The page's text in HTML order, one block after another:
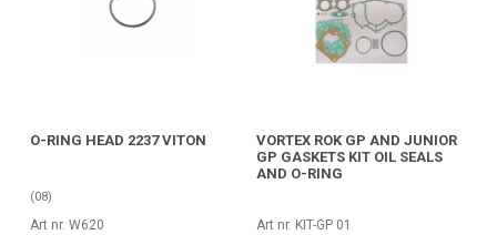
O-RING HEAD 2237 VITON
(08)
Art nr. W620
VORTEX ROK GP AND JUNIOR
GP GASKETS KIT OIL SEALS
AND O-RING
Art nr. KIT-GP 01